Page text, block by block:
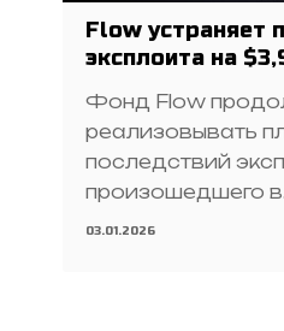
Flow устраняет
эксплоита на
Фонд Flow
реализовывать
последствий
произошедшего
03.01.2026